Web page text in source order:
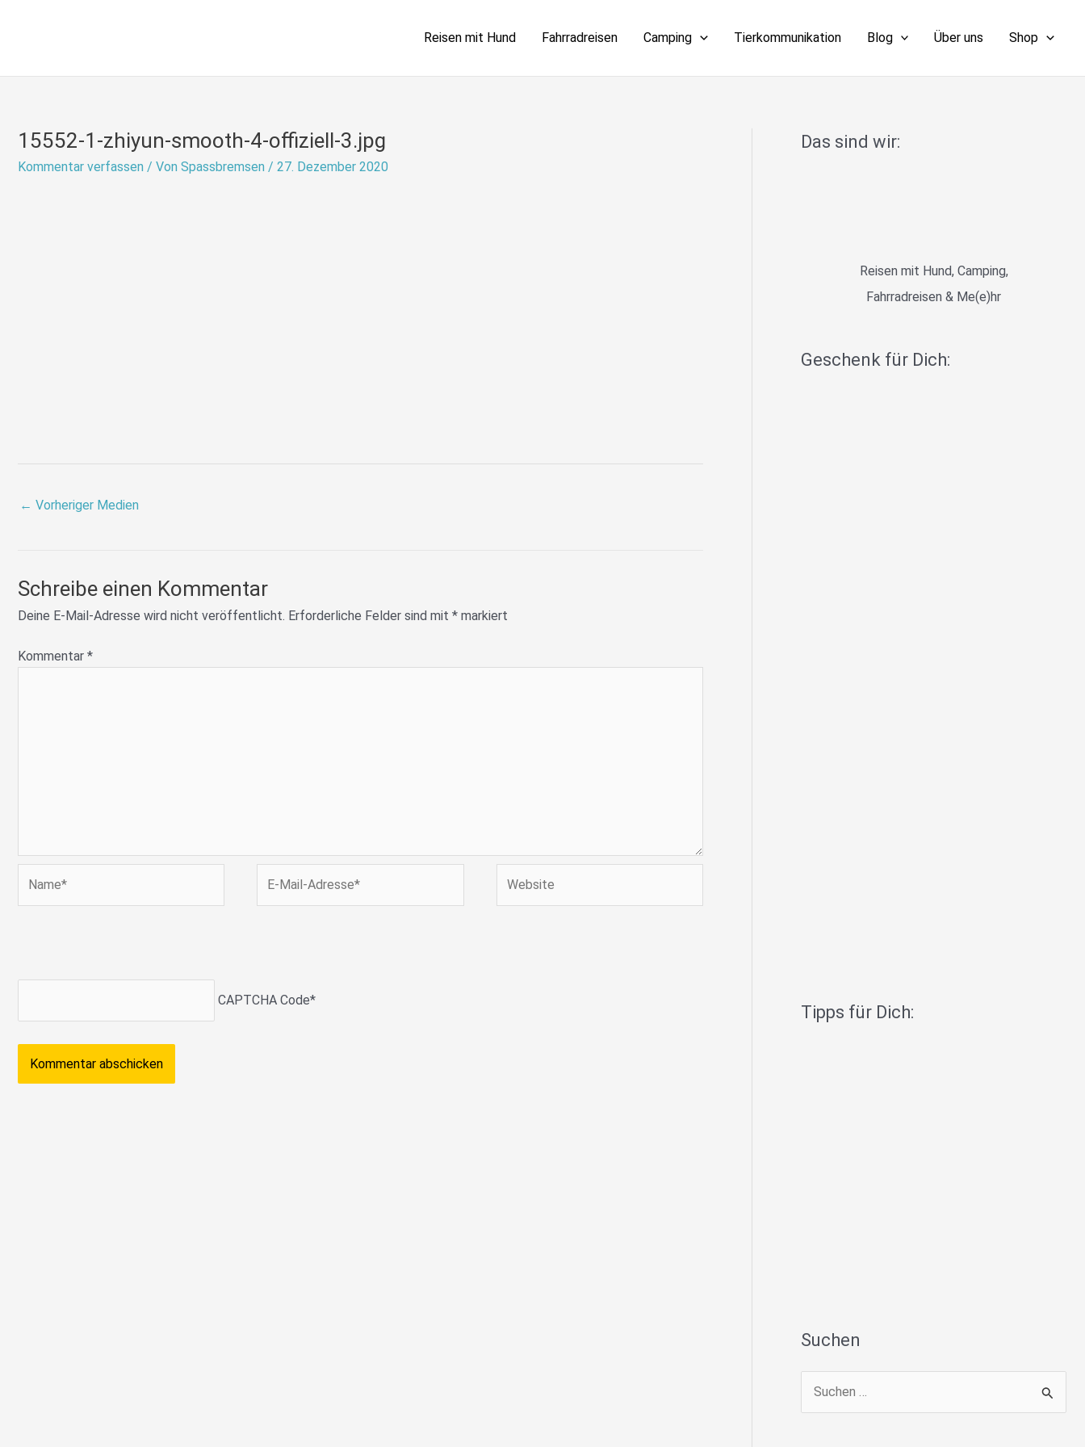
Reisen mit Hund Fahrradreisen Camping Tierkommunikation Blog Über uns Shop
15552-1-zhiyun-smooth-4-offiziell-3.jpg
Kommentar verfassen / Von Spassbremsen / 27. Dezember 2020
← Vorheriger Medien
Schreibe einen Kommentar
Deine E-Mail-Adresse wird nicht veröffentlicht. Erforderliche Felder sind mit * markiert
Kommentar *
Mail-
CAPTCHA Code*
Das sind wir:
Reisen mit Hund, Camping,
Fahrradreisen & Me(e)hr
Geschenk für Dich:
Tipps für Dich:
Suchen